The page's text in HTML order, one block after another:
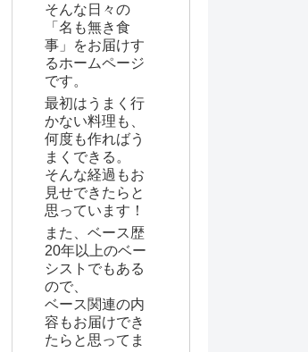
そんな日々の
「名も無き食
事」をお届けす
るホームページ
です。
最初はうまく行
かない料理も、
何度も作ればう
まくできる。
そんな経過もお
見せできたらと
思っています！
また、ベース歴
20年以上のベー
シストでもある
ので、
ベース関連の内
容もお届けでき
たらと思ってま